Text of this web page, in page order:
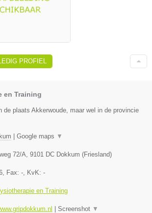
PROFIEL
en Training
de plaats Akkerwoude, maar wel in de provincie
Google maps ▼
72/A 9101 DC Dokkum (Friesland)
, Fax: - , KvK: -
en Training
Screenshot ▼